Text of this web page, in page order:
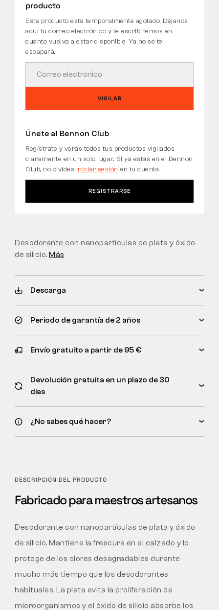
producto
Este producto está temporalmente agotado. Déjanos
aquí tu correo electrónico y te escribiremos en
cuanto vuelva a estar disponible. Ya no se te
escapará.
VIGILAR
Únete al Bennon Club
Regístrate y verás todos tus productos vigilados
claramente en un solo lugar. Si ya estás en el Bennon
Club, no olvides iniciar sesión en tu cuenta.
REGISTRARSE
Desodorante con nanopartículas de plata y óxido
de silicio. Más
Descarga
Periodo de garantía de 2 años
Envío gratuito a partir de 95 €
Devolución gratuita en un plazo de 30
días
¿No sabes qué hacer?
DESCRIPCIÓN DEL PRODUCTO
Fabricado para maestros artesanos
Desodorante con nanopartículas de plata y óxido
de silicio. Mantiene la frescura en el calzado y lo
protege de los olores desagradables durante
mucho más tiempo que los desodorantes
habituales. La plata evita la proliferación de
microorganismos y el óxido de silicio absorbe los